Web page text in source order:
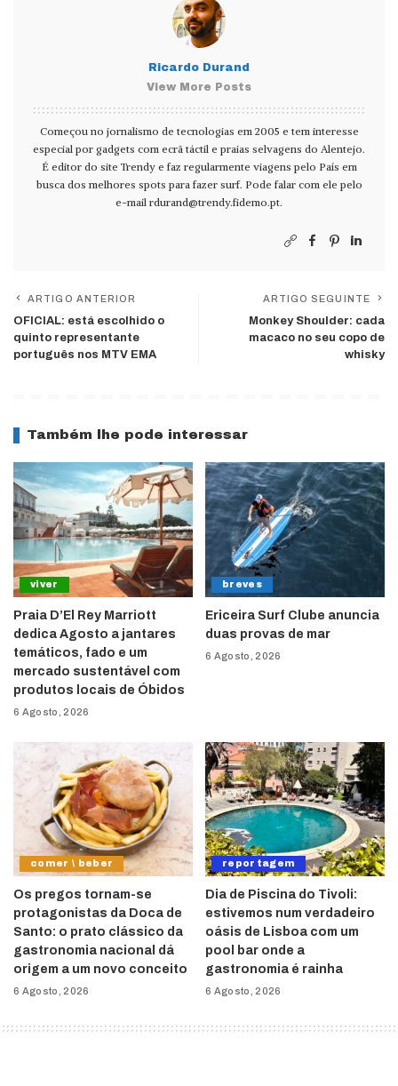
Ricardo Durand
View More Posts
Começou no jornalismo de tecnologias em 2005 e tem interesse
especial por gadgets com ecrã táctil e praias selvagens do Alentejo.
É editor do site Trendy e faz regularmente viagens pelo País em
busca dos melhores spots para fazer surf. Pode falar com ele pelo
e-mail rdurand@trendy.fidemo.pt.
ARTIGO ANTERIOR
OFICIAL: está escolhido o
quinto representante
português nos MTV EMA
ARTIGO SEGUINTE
Monkey Shoulder: cada
macaco no seu copo de
whisky
Também lhe pode interessar
viver
Praia D’El Rey Marriott
dedica Agosto a jantares
temáticos, fado e um
mercado sustentável com
produtos locais de Óbidos
6 Agosto, 2026
breves
Ericeira Surf Clube anuncia
duas provas de mar
6 Agosto, 2026
comer \ beber
Os pregos tornam-se
protagonistas da Doca de
Santo: o prato clássico da
gastronomia nacional dá
origem a um novo conceito
6 Agosto, 2026
reportagem
Dia de Piscina do Tivoli:
estivemos num verdadeiro
oásis de Lisboa com um
pool bar onde a
gastronomia é rainha
6 Agosto, 2026